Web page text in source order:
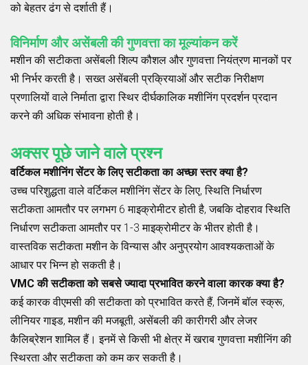
को बेहतर ढंग से दर्शाती हैं।
विनिर्माण और असेंबली की गुणवत्ता का मूल्यांकन करें
मशीन की सटीकता असेंबली शिल्प कौशल और गुणवत्ता नियंत्रण मानकों पर
भी निर्भर करती है। सख्त असेंबली प्रक्रियाओं और सटीक निरीक्षण
प्रणालियों वाले निर्माता द्वारा स्थिर दीर्घकालिक मशीनिंग प्रदर्शन प्रदान
करने की अधिक संभावना होती है।
अक्सर पूछे जाने वाले प्रश्न
वर्टिकल मशीनिंग सेंटर के लिए सटीकता का अच्छा स्तर क्या है?
उच्च परिशुद्धता वाले वर्टिकल मशीनिंग सेंटर के लिए, स्थिति निर्धारण
सटीकता आमतौर पर लगभग 6 माइक्रोमीटर होती है, जबकि दोहराव स्थिति
निर्धारण सटीकता आमतौर पर 1-3 माइक्रोमीटर के भीतर होती है।
वास्तविक सटीकता मशीन के विन्यास और अनुप्रयोग आवश्यकताओं के
आधार पर भिन्न हो सकती है।
VMC की सटीकता को सबसे ज्यादा प्रभावित करने वाला कारक क्या है?
कई कारक वीएमसी की सटीकता को प्रभावित करते हैं, जिनमें बॉल स्क्रू,
लीनियर गाइड, मशीन की मजबूती, असेंबली की कारीगरी और लेजर
कैलिब्रेशन शामिल हैं। इनमें से किसी भी क्षेत्र में खराब गुणवत्ता मशीनिंग की
स्थिरता और सटीकता को कम कर सकती है।